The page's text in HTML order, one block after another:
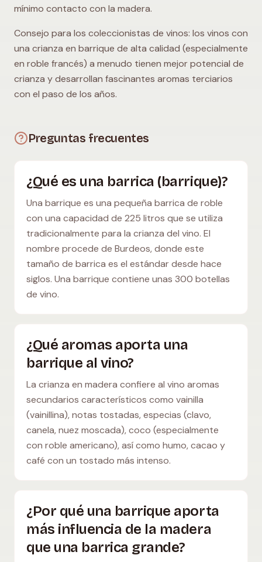
mínimo contacto con la madera.
Consejo para los coleccionistas de vinos: los vinos con
una crianza en barrique de alta calidad (especialmente
en roble francés) a menudo tienen mejor potencial de
crianza y desarrollan fascinantes aromas terciarios
con el paso de los años.
Preguntas frecuentes
¿Qué es una barrica (barrique)?
Una barrique es una pequeña barrica de roble
con una capacidad de 225 litros que se utiliza
tradicionalmente para la crianza del vino. El
nombre procede de Burdeos, donde este
tamaño de barrica es el estándar desde hace
siglos. Una barrique contiene unas 300 botellas
de vino.
¿Qué aromas aporta una
barrique al vino?
La crianza en madera confiere al vino aromas
secundarios característicos como vainilla
(vainillina), notas tostadas, especias (clavo,
canela, nuez moscada), coco (especialmente
con roble americano), así como humo, cacao y
café con un tostado más intenso.
¿Por qué una barrique aporta
más influencia de la madera
que una barrica grande?